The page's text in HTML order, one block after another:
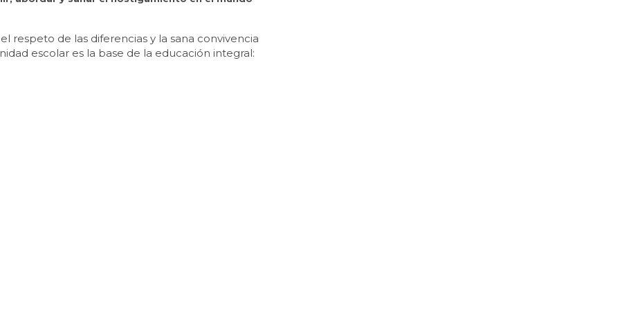
respeto de las diferencias y la sana convivencia
escolar es la base de la educación integral: